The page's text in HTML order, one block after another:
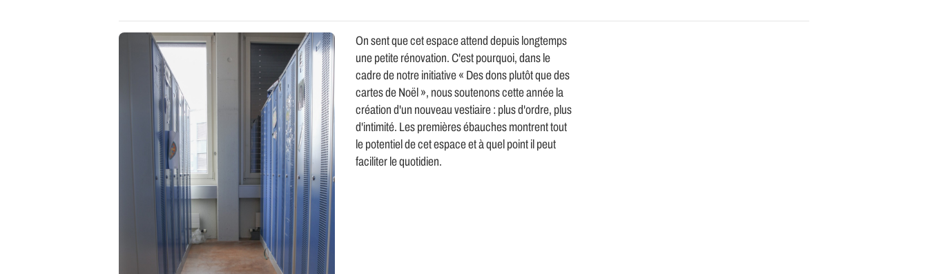
On sent que cet espace attend depuis longtemps
une petite rénovation. C'est pourquoi, dans le
cadre de notre initiative « Des dons plutôt que des
cartes de Noël », nous soutenons cette année la
création d'un nouveau vestiaire : plus d'ordre, plus
d'intimité. Les premières ébauches montrent tout
le potentiel de cet espace et à quel point il peut
faciliter le quotidien.